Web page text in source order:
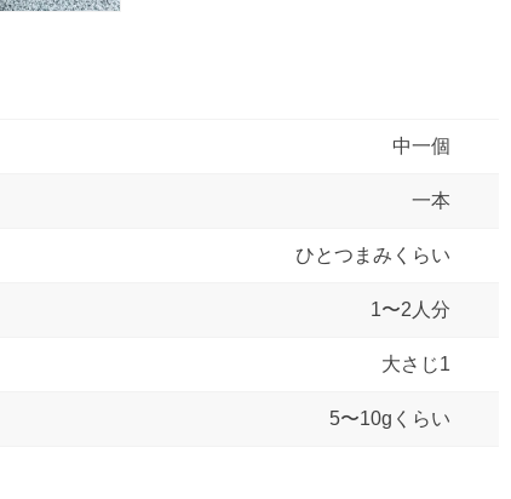
中一個
一本
ひとつまみくらい
1〜2人分
大さじ1
5〜10gくらい